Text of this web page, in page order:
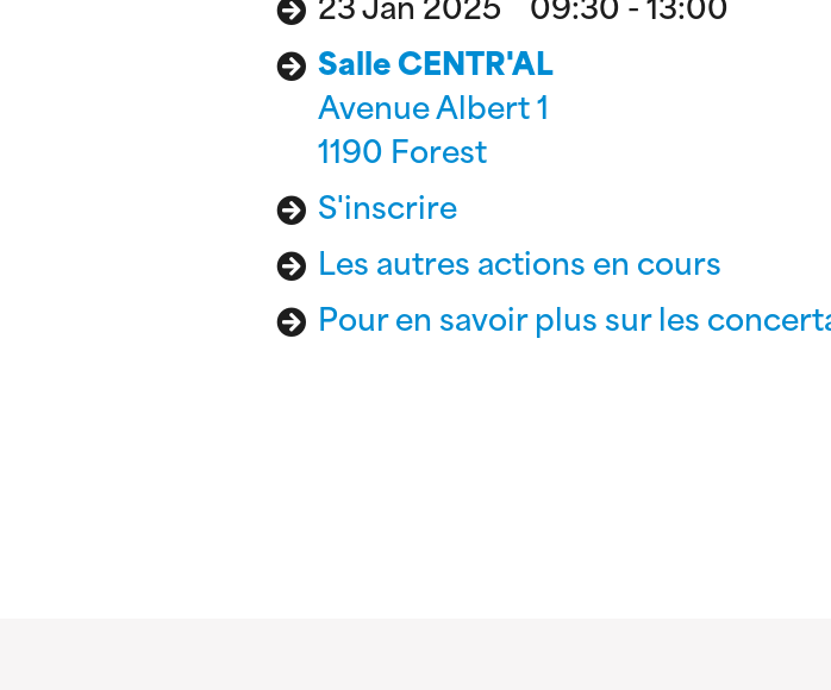
23 Jan 2025 09:30 - 13:00
Salle CENTR'AL
Avenue Albert 1
1190 Forest
S'inscrire
Les autres actions en cours
Pour en savoir plus sur les